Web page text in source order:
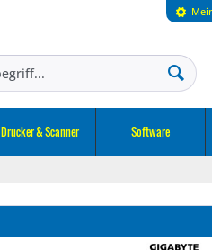
Drucker & Scanner Software